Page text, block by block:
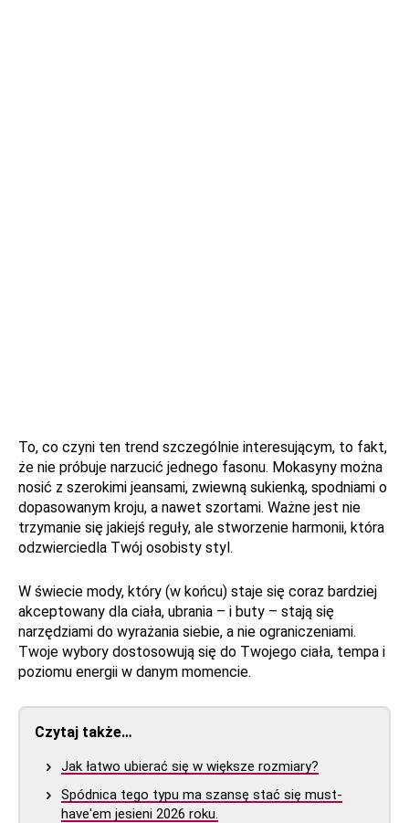
To, co czyni ten trend szczególnie interesującym, to fakt,
że nie próbuje narzucić jednego fasonu. Mokasyny można
nosić z szerokimi jeansami, zwiewną sukienką, spodniami o
dopasowanym kroju, a nawet szortami. Ważne jest nie
trzymanie się jakiejś reguły, ale stworzenie harmonii, która
odzwierciedla Twój osobisty styl.
W świecie mody, który (w końcu) staje się coraz bardziej
akceptowany dla ciała, ubrania – i buty – stają się
narzędziami do wyrażania siebie, a nie ograniczeniami.
Twoje wybory dostosowują się do Twojego ciała, tempa i
poziomu energii w danym momencie.
Czytaj także…
Jak łatwo ubierać się w większe rozmiary?
Spódnica tego typu ma szansę stać się must-
have'em jesieni 2026 roku.